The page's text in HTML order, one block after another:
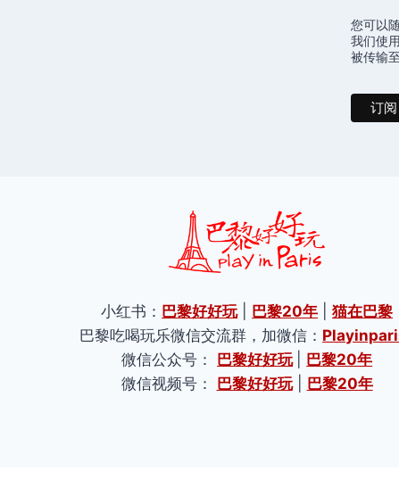
您可以
我们使
被传输
小红书： 巴黎好好玩| 巴黎20年 |猫在巴黎
巴黎吃喝玩乐微信交流群，加微信：
微信公众号： 巴黎好好玩
巴黎20年
微信视频号： 巴黎好好玩| 巴黎20年